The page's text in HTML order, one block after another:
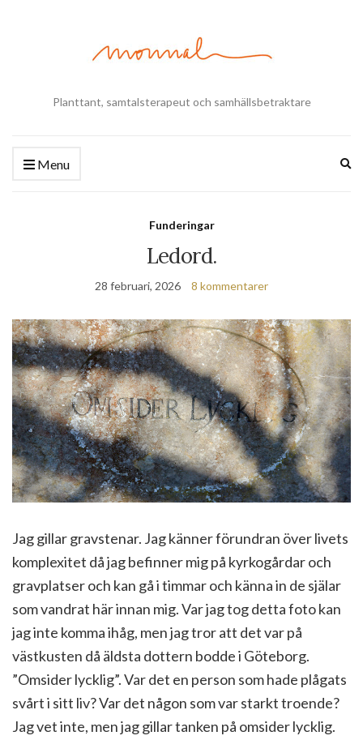
Planttant, samtalsterapeut och samhällsbetraktare
Menu
Funderingar
Ledord.
28 februari, 2026 8 kommentarer
Jag gillar gravstenar. Jag känner förundran över livets
komplexitet då jag befinner mig på kyrkogårdar och
gravplatser och kan gå i timmar och känna in de själar
som vandrat här innan mig. Var jag tog detta foto kan
jag inte komma ihåg, men jag tror att det var på
västkusten då äldsta dottern bodde i Göteborg.
”Omsider lycklig”. Var det en person som hade plågats
svårt i sitt liv? Var det någon som var starkt troende?
Jag vet inte, men jag gillar tanken på omsider lycklig.